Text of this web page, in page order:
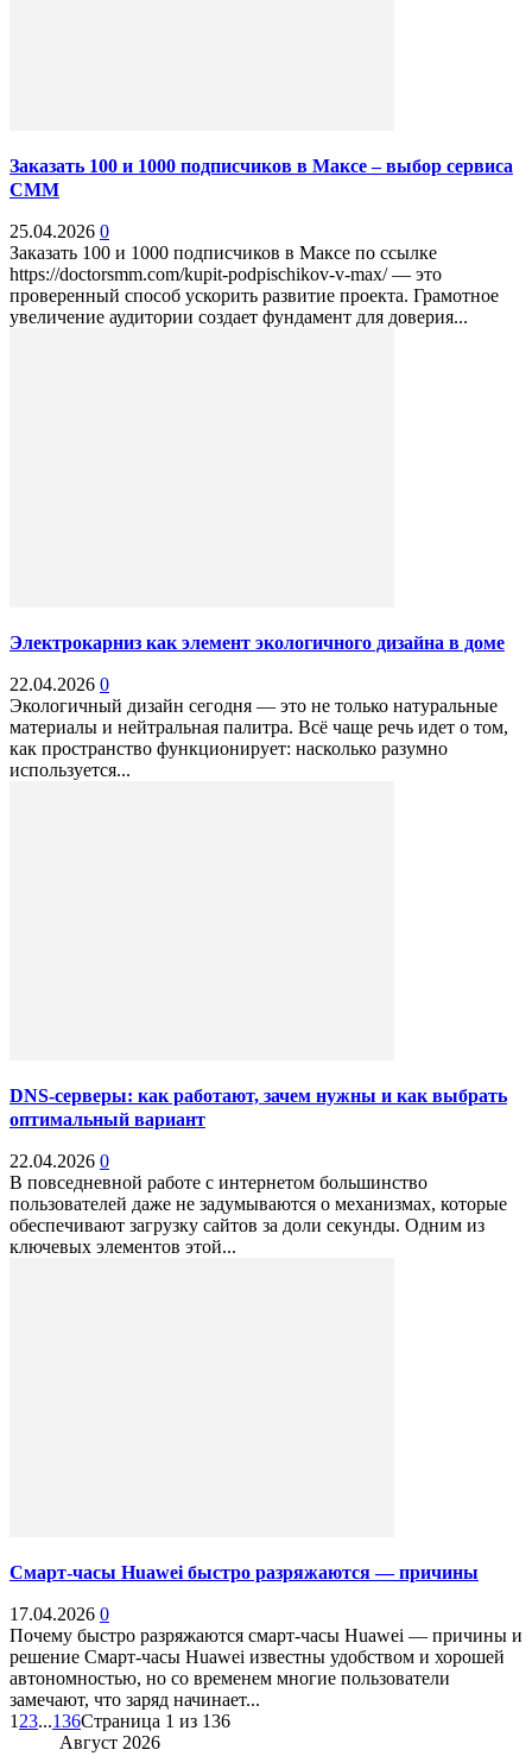
Заказать 100 и 1000 подписчиков в Максе – выбор сервиса
СММ
25.04.2026 0
Заказать 100 и 1000 подписчиков в Максе по ссылке
https://doctorsmm.com/kupit-podpischikov-v-max/ — это
проверенный способ ускорить развитие проекта. Грамотное
увеличение аудитории создает фундамент для доверия...
Электрокарниз как элемент экологичного дизайна в доме
22.04.2026 0
Экологичный дизайн сегодня — это не только натуральные
материалы и нейтральная палитра. Всё чаще речь идет о том,
как пространство функционирует: насколько разумно
используется...
DNS-серверы: как работают, зачем нужны и как выбрать
оптимальный вариант
22.04.2026 0
В повседневной работе с интернетом большинство
пользователей даже не задумываются о механизмах, которые
обеспечивают загрузку сайтов за доли секунды. Одним из
ключевых элементов этой...
Смарт-часы Huawei быстро разряжаются — причины
17.04.2026 0
Почему быстро разряжаются смарт-часы Huawei — причины и
решение Смарт-часы Huawei известны удобством и хорошей
автономностью, но со временем многие пользователи
замечают, что заряд начинает...
1 23...136Страница 1 из 136
Август 2026